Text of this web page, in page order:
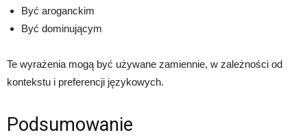
Być aroganckim
Być dominującym
Te wyrażenia mogą być używane zamiennie, w zależności od
kontekstu i preferencji językowych.
Podsumowanie